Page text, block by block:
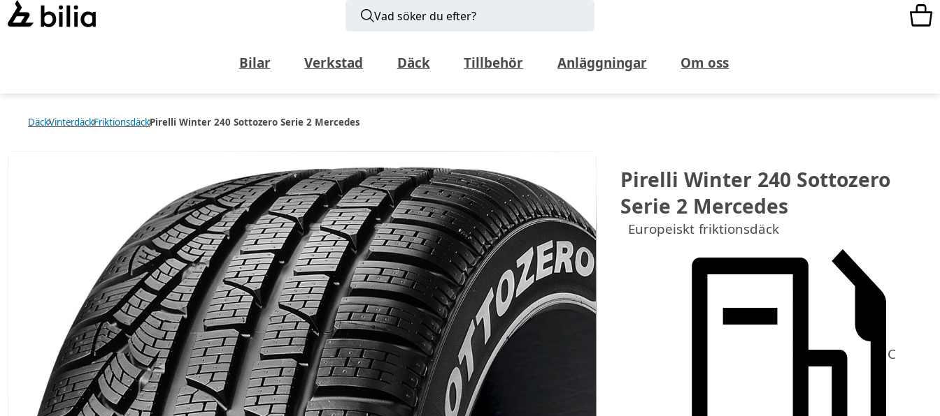
Vad söker du efter?
Bilar Verkstad Däck Tillbehör Anläggningar Om oss
DäckVinterdäckFriktionsdäckPirelli Winter 240 Sottozero Serie 2 Mercedes
Pirelli Winter 240 Sottozero
Serie 2 Mercedes
Europeiskt friktionsdäck
C